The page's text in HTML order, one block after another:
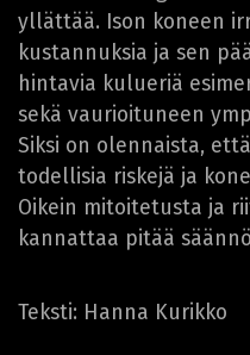
yllättää. Ison koneen
kustannuksia ja sen
hintavia kulueriä
sekä vaurioituneen
Siksi on olennaista,
todellisia riskejä ja
Oikein mitoitetusta ja
kannattaa pitää
Teksti: Hanna Kurikko